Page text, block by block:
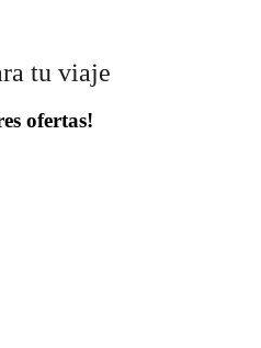
tu viaje
ofertas!